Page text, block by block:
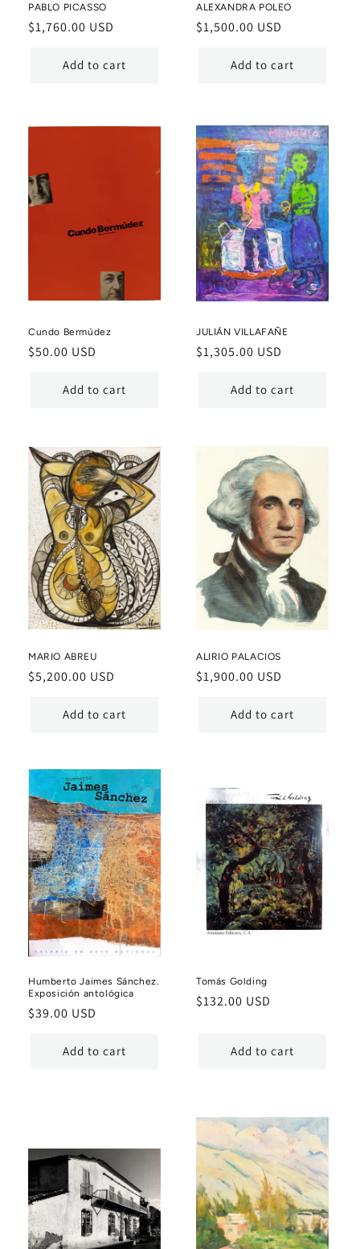
PABLO PICASSO
Regular
$1,760.00 USD
Add to cart
ALEXANDRA POLEO
Regular
$1,500.00 USD
Add to cart
Cundo Bermúdez
Regular
$50.00 USD
Add to cart
JULIÁN VILLAFAÑE
Regular
$1,305.00 USD
Add to cart
MARIO ABREU
Regular
$5,200.00 USD
Add to cart
ALIRIO PALACIOS
Regular
$1,900.00 USD
Add to cart
Humberto Jaimes Sánchez.
Exposición antológica
Regular
$39.00 USD
Add to cart
Tomás Golding
Regular
$132.00 USD
Add to cart